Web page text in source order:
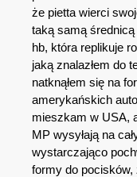
że pietta wierci
taką samą
hb, która replikuje
jaką znalazłem do
natknąłem się na
amerykańskich
mieszkam w USA,
MP wysyłają na
wystarczająco
formy do